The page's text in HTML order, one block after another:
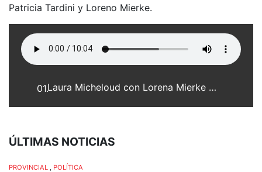
Patricia Tardini y Loreno Mierke.
01. Laura Micheloud con Lorena Mierke y Patricia Tardini en FM Spacio
ÚLTIMAS NOTICIAS
PROVINCIAL POLÍTICA